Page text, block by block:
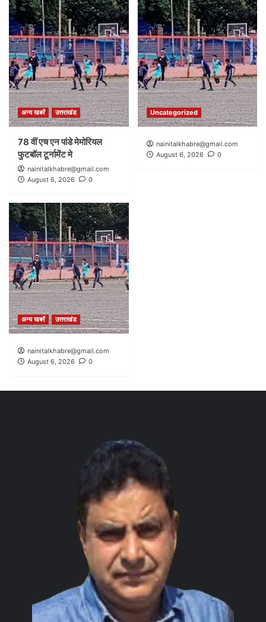
अन्य खबरें उत्तराखंड
78 वीं एच एन पांडे मेमोरियल
फुटबॉल टूर्नामेंट मे
nainitalkhabre@gmail.com
August 6, 2026
0
Uncategorized
nainitalkhabre@gmail.com
August 6, 2026
0
अन्य खबरें उत्तराखंड
nainitalkhabre@gmail.com
August 6, 2026
0